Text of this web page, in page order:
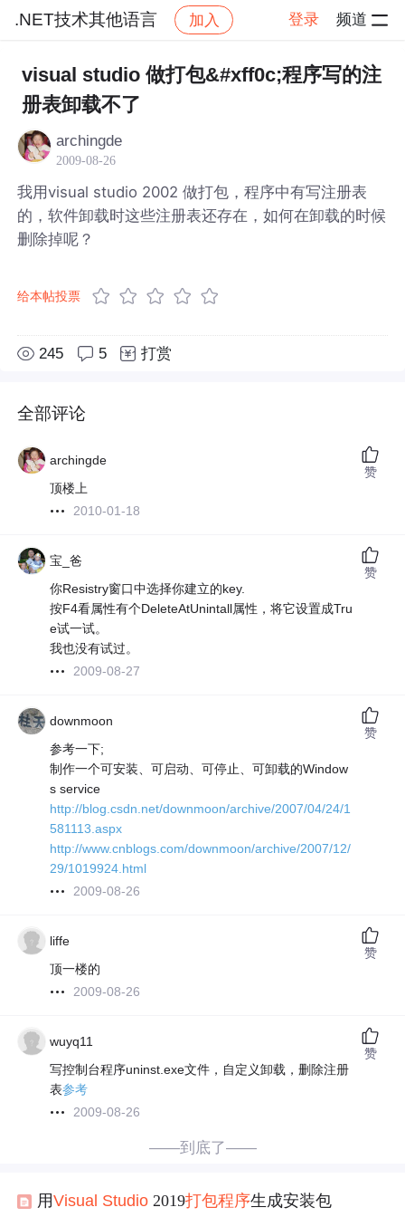
.NET技术其他语言 加入 登录 频道
社区 .NET技术其他语言 帖子详情
visual studio 做打包&#xff0c;程序写的注
册表卸载不了
archingde
2009-08-26
我用visual studio 2002 做打包，程序中有写注册表
的，软件卸载时这些注册表还存在，如何在卸载的时候
删除掉呢？
给本帖投票
245 5 打赏
全部评论
archingde
顶楼上
2010-01-18
赞
宝_爸
你Resistry窗口中选择你建立的key.
按F4看属性有个DeleteAtUnintall属性，将它设置成Tru
e试一试。
我也没有试过。
2009-08-27
赞
downmoon
参考一下;
制作一个可安装、可启动、可停止、可卸载的Window
s service
http://blog.csdn.net/downmoon/archive/2007/04/24/1
581113.aspx
http://www.cnblogs.com/downmoon/archive/2007/12/
29/1019924.html
2009-08-26
赞
liffe
顶一楼的
2009-08-26
赞
wuyq11
写控制台程序uninst.exe文件，自定义卸载，删除注册
表参考
2009-08-26
赞
——到底了——
用Visual Studio 2019打包程序生成安装包